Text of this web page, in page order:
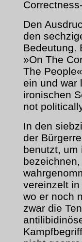
Den
den
Bedeutung.
»On The
The
ein und war
ironischen
not
In den
der
benutzt, um
vereinzelt
wo er noch
zwar die